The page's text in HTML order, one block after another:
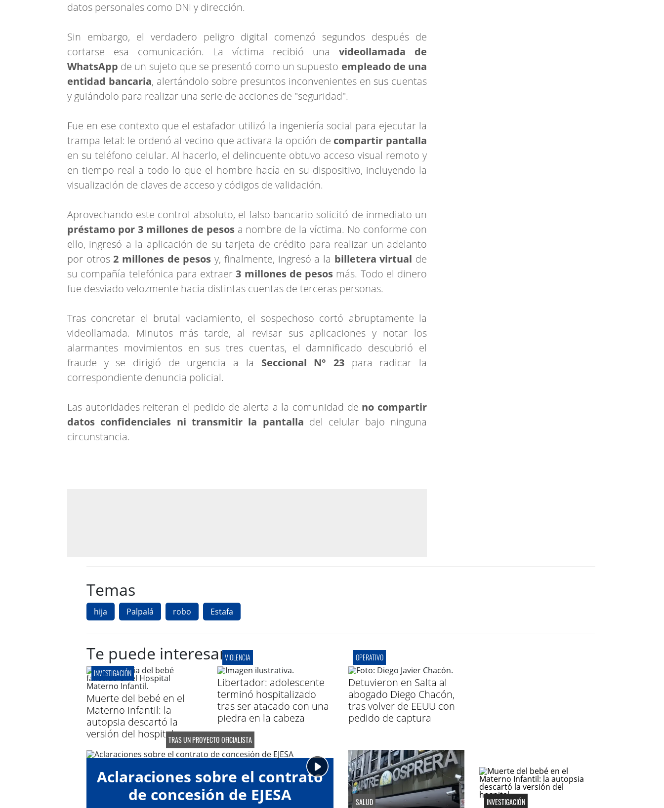
datos personales como DNI y dirección.
Sin embargo, el verdadero peligro digital comenzó segundos después de
cortarse esa comunicación. La víctima recibió unavideollamada de
WhatsApp de un sujeto que se presentó como un supuesto empleado de una
entidad bancaria, alertándolo sobre presuntos inconvenientes en sus cuentas
y guiándolo para realizar una serie de acciones de "seguridad".
Fue en ese contexto que el estafador utilizó la ingeniería social para ejecutar la
trampa letal: le ordenó al vecino que activara la opción de compartir pantalla
en su teléfono celular. Al hacerlo, el delincuente obtuvo acceso visual remoto y
en tiempo real a todo lo que el hombre hacía en su dispositivo, incluyendo la
visualización de claves de acceso y códigos de validación.
Aprovechando este control absoluto, el falso bancario solicitó de inmediato un
préstamo por 3 millones de pesosa nombre de la víctima. No conforme con
ello, ingresó a la aplicación de su tarjeta de crédito para realizar un adelanto
por otros2 millones de pesos y, finalmente, ingresó a la billetera virtual de
su compañía telefónica para extraer3 millones de pesos más. Todo el dinero
fue desviado velozmente hacia distintas cuentas de terceras personas.
Tras concretar el brutal vaciamiento, el sospechoso cortó abruptamente la
videollamada. Minutos más tarde, al revisar sus aplicaciones y notar los
alarmantes movimientos en sus tres cuentas, el damnificado descubrió el
fraude y se dirigió de urgencia a la Seccional N° 23 para radicar la
correspondiente denuncia policial.
Las autoridades reiteran el pedido de alerta a la comunidad de no compartir
datos confidenciales ni transmitir la pantalla del celular bajo ninguna
circunstancia.
Temas
hija Palpalá robo Estafa
Te puede interesar
INVESTIGACIÓN
Muerte del bebé en el
Materno Infantil: la
autopsia descartó la
versión del hospital
VIOLENCIA
Libertador: adolescente
terminó hospitalizado
tras ser atacado con una
piedra en la cabeza
OPERATIVO
Detuvieron en Salta al
abogado Diego Chacón,
tras volver de EEUU con
pedido de captura
TRAS UN PROYECTO OFICIALISTA
Aclaraciones sobre el contrato
de concesión de EJESA
SALUD INVESTIGACIÓN